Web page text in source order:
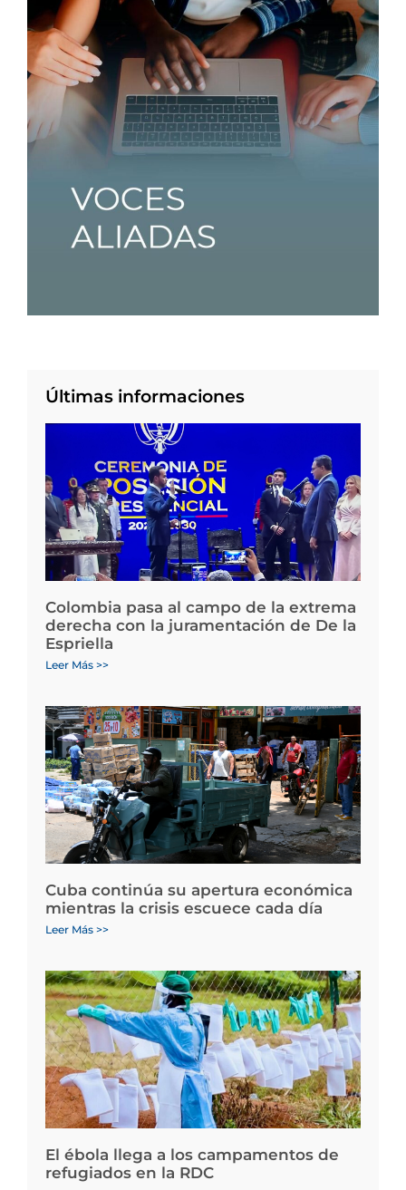
Últimas informaciones
Colombia pasa al campo de la extrema
derecha con la juramentación de De la
Espriella
Leer Más >>
Cuba continúa su apertura económica
mientras la crisis escuece cada día
Leer Más >>
El ébola llega a los campamentos de
refugiados en la RDC